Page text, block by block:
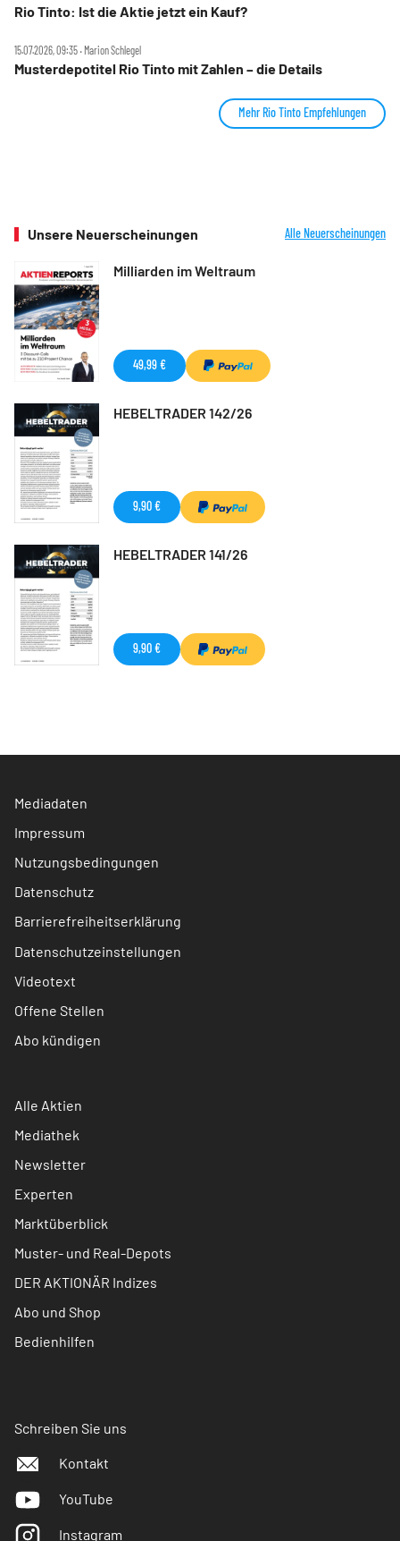
Rio Tinto: Ist die Aktie jetzt ein Kauf?
15.07.2026, 09:35 ‧ Marion Schlegel
Musterdepotitel Rio Tinto mit Zahlen – die Details
Mehr Rio Tinto Empfehlungen
Unsere Neuerscheinungen Alle Neuerscheinungen
Milliarden im Weltraum
49,99 €
HEBELTRADER 142/26
9,90 €
HEBELTRADER 141/26
9,90 €
Mediadaten
Impressum
Nutzungsbedingungen
Datenschutz
Barrierefreiheitserklärung
Datenschutzeinstellungen
Videotext
Offene Stellen
Abo kündigen
Alle Aktien
Mediathek
Newsletter
Experten
Marktüberblick
Muster- und Real-Depots
DER AKTIONÄR Indizes
Abo und Shop
Bedienhilfen
Schreiben Sie uns
Kontakt
YouTube
Instagram